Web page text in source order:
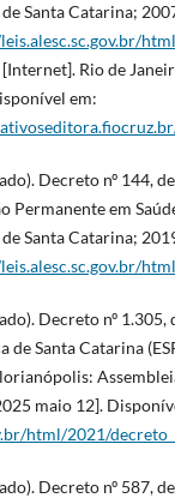
Santa Catarina;
[Internet]. Rio de
em:
Decreto nº 144,
Permanente em
Santa Catarina;
Decreto nº
de Santa Catarina
maio 12].
html/2021/
Decreto nº 587,